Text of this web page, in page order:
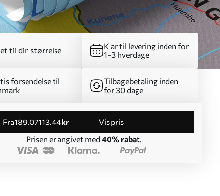
til din størrelse
Klar til levering inden for
1–3 hverdage
forsendelse til
Tilbagebetaling inden
for 30 dage
fra189.07113.44kr
Vis pris
Prisen er angivet med 40% rabat.